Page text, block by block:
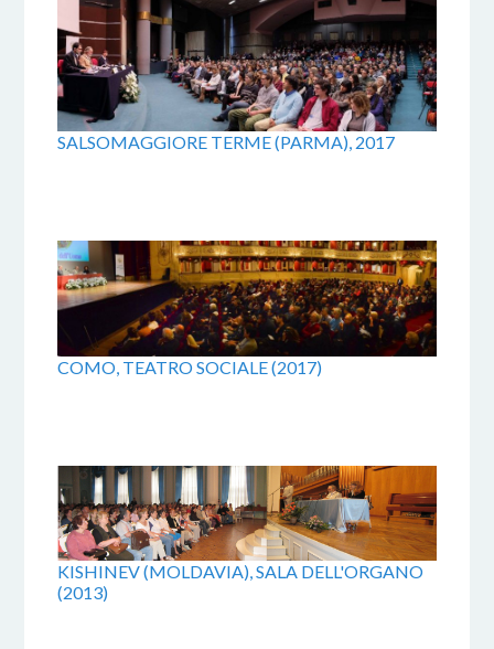
SALSOMAGGIORE TERME (PARMA), 2017
COMO, TEATRO SOCIALE (2017)
KISHINEV (MOLDAVIA), SALA DELL'ORGANO
(2013)